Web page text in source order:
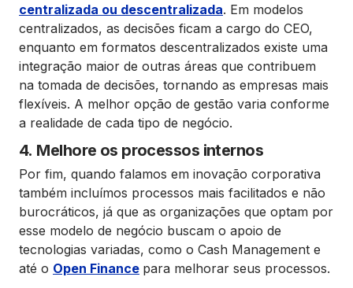
centralizada ou descentralizada. Em modelos
centralizados, as decisões ficam a cargo do CEO,
enquanto em formatos descentralizados existe uma
integração maior de outras áreas que contribuem
na tomada de decisões, tornando as empresas mais
flexíveis. A melhor opção de gestão varia conforme
a realidade de cada tipo de negócio.
4. Melhore os processos internos
Por fim, quando falamos em inovação corporativa
também incluímos processos mais facilitados e não
burocráticos, já que as organizações que optam por
esse modelo de negócio buscam o apoio de
tecnologias variadas, como o Cash Management e
até o Open Finance para melhorar seus processos.